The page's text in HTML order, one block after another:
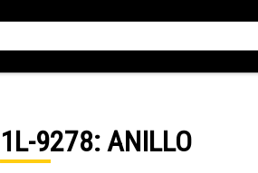
1L-9278: ANILLO